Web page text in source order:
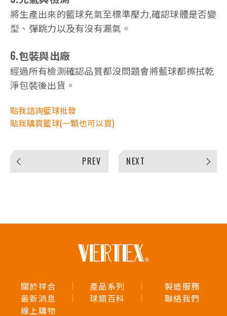
將生產出來的籃球充氣至標準壓力,確認球體是否變
型、彈跳力以及有沒有漏氣。
6.包裝與出廠
經過所有檢測確認品質都沒問題會將藍球都擦拭乾
淨包裝後出貨。
點我諮詢籃球批發
點我購買籃球(一顆也可以買)
PREV NEXT
關於祥合 產品系列
製造服務
最新消息
球類百科
聯絡我們
線上購物